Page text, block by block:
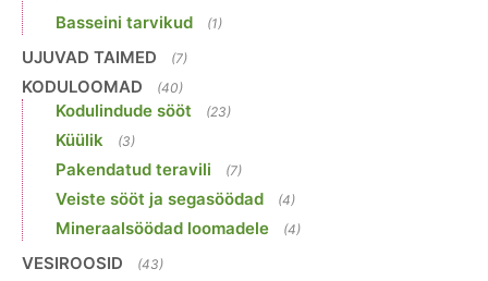
Basseini tarvikud (1)
UJUVAD TAIMED (7)
KODULOOMAD (40)
Kodulindude sööt (23)
Küülik (3)
Pakendatud teravili (7)
Veiste sööt ja segasöödad (4)
Mineraalsöödad loomadele (4)
VESIROOSID (43)